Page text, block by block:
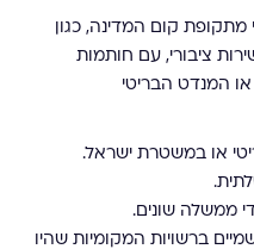
או במשטרת ישראל.
ממשלה שונים.
ברשויות המקומיות שהיו